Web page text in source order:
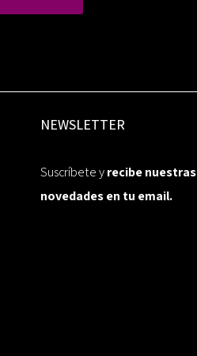
NEWSLETTER
Suscríbete yrecibe nuestras
novedades en tu email.